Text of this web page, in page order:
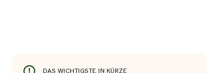
DAS WICHTIGSTE IN KÜRZE